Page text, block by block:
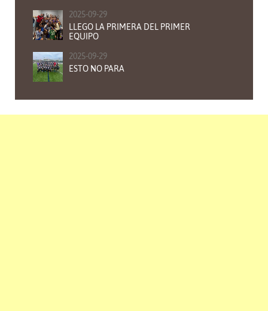
2025-09-29
LLEGO LA PRIMERA DEL PRIMER
EQUIPO
2025-09-29
ESTO NO PARA